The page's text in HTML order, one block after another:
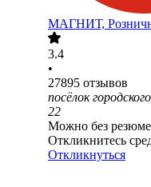
МАГНИТ,
3.4
•
27895 отзывов
посёлок
22
Можно без резюме
Откликнитесь
Откликнуться